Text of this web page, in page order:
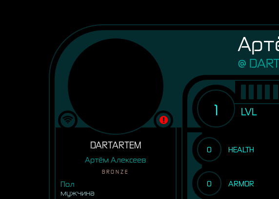
DARTARTEM
Артём Алексеев
BRONZE
Пол
мужчина
1 LVL
0 HEALTH
0 ARMOR